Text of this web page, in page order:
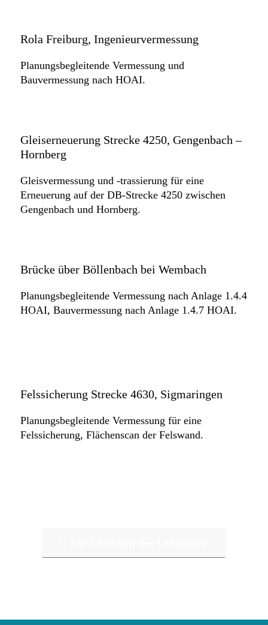
Rola Freiburg, Ingenieurvermessung
Planungsbegleitende Vermessung und
Bauvermessung nach HOAI.
Gleiserneuerung Strecke 4250, Gengenbach –
Hornberg
Gleisvermessung und -trassierung für eine
Erneuerung auf der DB-Strecke 4250 zwischen
Gengenbach und Hornberg.
Brücke über Böllenbach bei Wembach
Planungsbegleitende Vermessung nach Anlage 1.4.4
HOAI, Bauvermessung nach Anlage 1.4.7 HOAI.
Felssicherung Strecke 4630, Sigmaringen
Planungsbegleitende Vermessung für eine
Felssicherung, Flächenscan der Felswand.